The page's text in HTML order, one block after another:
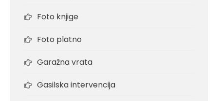
Foto knjige
Foto platno
Garažna vrata
Gasilska intervencija